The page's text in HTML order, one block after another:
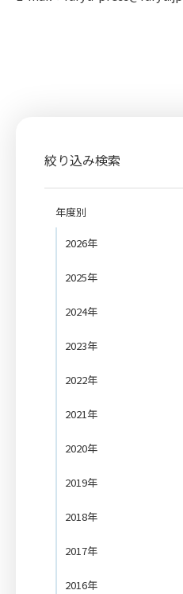
絞り込み検索
年度別
2026年
2025年
2024年
2023年
2022年
2021年
2020年
2019年
2018年
2017年
2016年